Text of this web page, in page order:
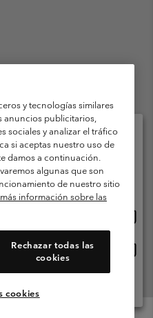
Garantía
miembros
Por Los Usuarios
y tecnologías similares
anuncios publicitarios,
sociales y analizar el tráfico
si aceptas nuestro uso de
damos a continuación.
algunas que son
de nuestro sitio
información sobre las
Rechazar todas las
cookies
cookies
e idioma envío
disponibles
línea
Países